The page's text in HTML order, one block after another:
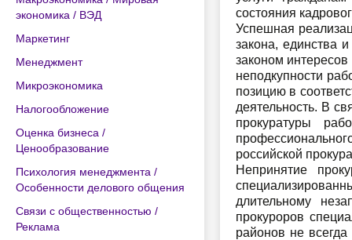
экономика / ВЭД
Маркетинг
Менеджмент
Микроэкономика
Налогообложение
Оценка бизнеса /
Ценообразование
Психология менеджмента /
Особенности делового общения
Связи с общественностью /
Реклама
состояния
Успешная
закона, единства
законом
неподкупности
позицию в
деятельность. В
прокуратуры
российской
Непринятие
длительному
прокуроров
районов не